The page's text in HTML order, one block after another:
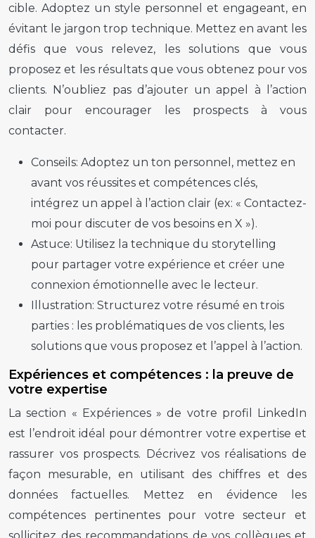
cible. Adoptez un style personnel et engageant, en
évitant le jargon trop technique. Mettez en avant les
défis que vous relevez, les solutions que vous
proposez et les résultats que vous obtenez pour vos
clients. N’oubliez pas d’ajouter un appel à l’action
clair pour encourager les prospects à vous
contacter.
Conseils: Adoptez un ton personnel, mettez en
avant vos réussites et compétences clés,
intégrez un appel à l’action clair (ex: « Contactez-
moi pour discuter de vos besoins en X »).
Astuce: Utilisez la technique du storytelling
pour partager votre expérience et créer une
connexion émotionnelle avec le lecteur.
Illustration: Structurez votre résumé en trois
parties : les problématiques de vos clients, les
solutions que vous proposez et l’appel à l’action.
Expériences et compétences : la preuve de
votre expertise
La section « Expériences » de votre profil LinkedIn
est l’endroit idéal pour démontrer votre expertise et
rassurer vos prospects. Décrivez vos réalisations de
façon mesurable, en utilisant des chiffres et des
données factuelles. Mettez en évidence les
compétences pertinentes pour votre secteur et
sollicitez des recommandations de vos collègues et